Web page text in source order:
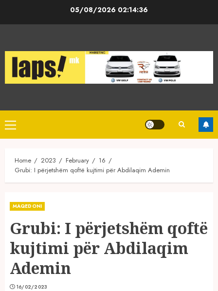
05/08/2026 02:14:36
Primary
Menu
Home 2023 February
16
Grubi: I përjetshëm qoftë kujtimi për Abdilaqim Ademin
MAQEDONI
Grubi: I përjetshëm qoftë
kujtimi për Abdilaqim
Ademin
16/02/2023